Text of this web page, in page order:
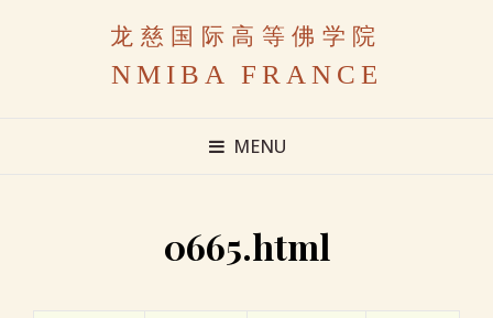
龙慈国际高等佛学院
NMIBA FRANCE
MENU
0665.html